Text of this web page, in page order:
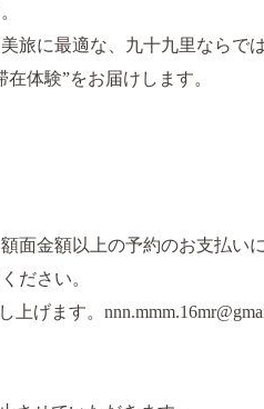
旅に最適な、九十九里ならで
体験”をお届けします。
金額以上の予約のお支払い
ださい。
げます。